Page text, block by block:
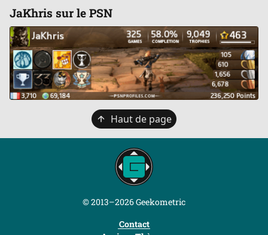
JaKhris sur le PSN
en
Haut de page
© 2013–2026 Geekometric
Contact